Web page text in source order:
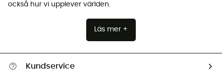
också hur vi upplever världen.
Läs mer +
Kundservice